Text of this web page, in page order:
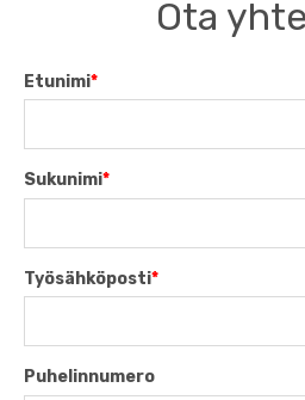
Ota
Etunimi*
Sukunimi*
Työsähköposti*
Puhelinnumero